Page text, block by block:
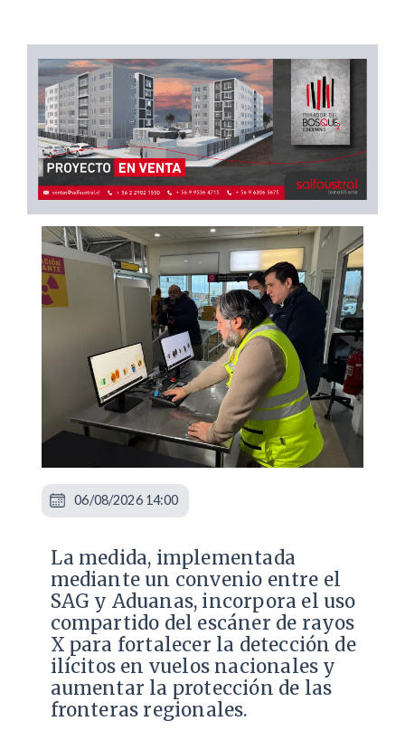
La medida, implementada
mediante un convenio entre el
SAG y Aduanas, incorpora el uso
compartido del escáner de rayos
X para fortalecer la detección de
ilícitos en vuelos nacionales y
aumentar la protección de las
fronteras regionales.
06/08/2026 14:00